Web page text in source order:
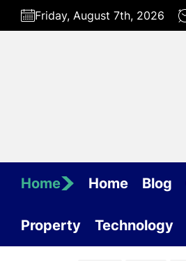
Skip
Friday, August 7th, 2026
Home Home Blog
Property Technology